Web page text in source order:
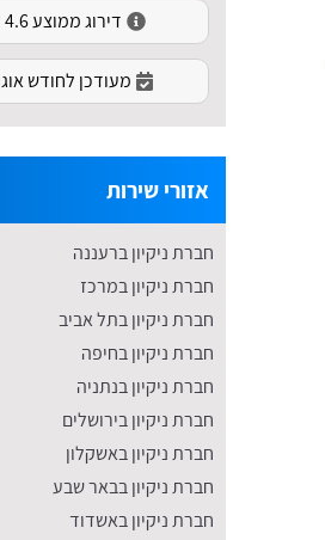
דירוג ממוצע 4.6 לפי 79 דירוגים
מעודכן לחודש
אזורי שירות
חברת ניקיון ברעננה
חברת ניקיון במרכז
חברת ניקיון בתל אביב
חברת ניקיון בחיפה
חברת ניקיון בנתניה
חברת ניקיון בירושלים
חברת ניקיון באשקלון
חברת ניקיון בבאר שבע
חברת ניקיון באשדוד